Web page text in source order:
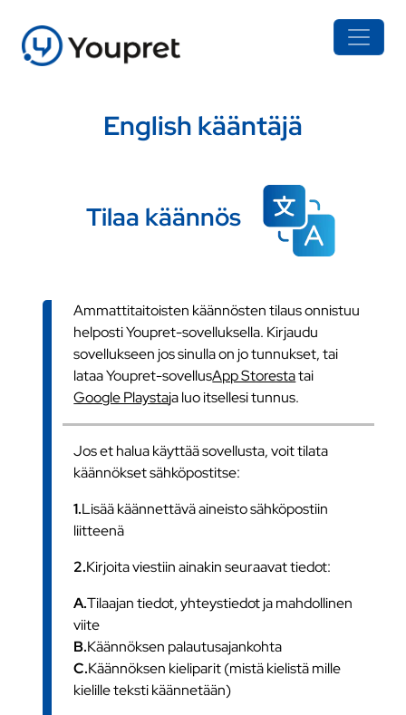
English kääntäjä
Tilaa käännös
Ammattitaitoisten käännösten tilaus onnistuu
helposti Youpret-sovelluksella. Kirjaudu
sovellukseen jos sinulla on jo tunnukset, tai
lataa Youpret-sovellusApp Storestatai
Google Playstaja luo itsellesi tunnus.
Jos et halua käyttää sovellusta, voit tilata
käännökset sähköpostitse:
1.Lisää käännettävä aineisto sähköpostiin
liitteenä
2.Kirjoita viestiin ainakin seuraavat tiedot:
A.Tilaajan tiedot, yhteystiedot ja mahdollinen
viite
B.Käännöksen palautusajankohta
C.Käännöksen kieliparit (mistä kielistä mille
kielille teksti käännetään)